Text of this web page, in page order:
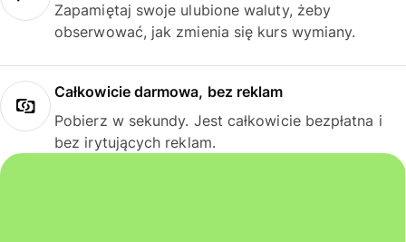
Zapamiętaj swoje ulubione waluty, żeby
obserwować, jak zmienia się kurs wymiany.
Całkowicie darmowa, bez reklam
Pobierz w sekundy. Jest całkowicie bezpłatna i
bez irytujących reklam.